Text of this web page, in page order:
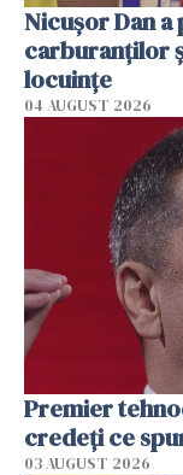
Nicuşor Dan
carburanţilor
locuinţe
04 AUGUST 2026
Premier
credeți ce
03 AUGUST 2026